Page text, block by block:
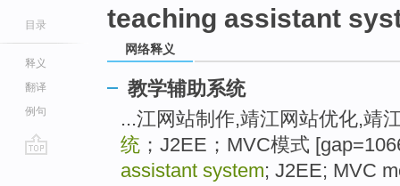
目录
释义
翻译
例句
teaching assistant
网络释义
教学辅助系统
...江网站制作,靖江网站优化,靖
统 ；J2EE；MVC模式
assistant system; J2EE; MVC